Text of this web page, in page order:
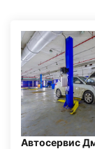
Автосервис